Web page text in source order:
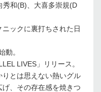
秀和(B)、大喜多崇規(D
ックに裏打ちされた日
動。
LIVES」リリース。
とは思えない熱いグル
、その存在感を焼きつ